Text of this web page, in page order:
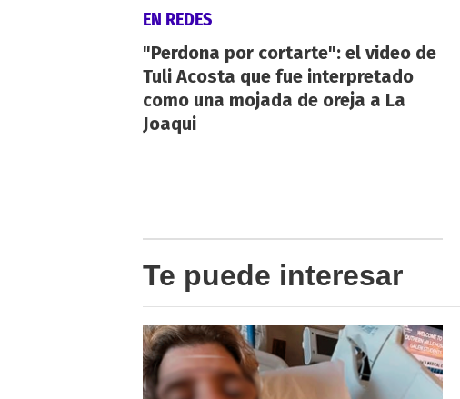
EN REDES
"Perdona por cortarte": el video de
Tuli Acosta que fue interpretado
como una mojada de oreja a La
Joaqui
Te puede interesar